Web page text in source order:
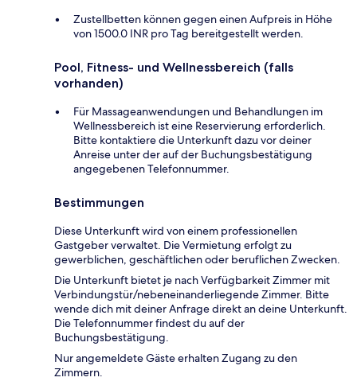
Zustellbetten können gegen einen Aufpreis in Höhe
von 1500.0 INR pro Tag bereitgestellt werden.
Pool, Fitness- und Wellnessbereich (falls
vorhanden)
Für Massageanwendungen und Behandlungen im
Wellnessbereich ist eine Reservierung erforderlich.
Bitte kontaktiere die Unterkunft dazu vor deiner
Anreise unter der auf der Buchungsbestätigung
angegebenen Telefonnummer.
Bestimmungen
Diese Unterkunft wird von einem professionellen
Gastgeber verwaltet. Die Vermietung erfolgt zu
gewerblichen, geschäftlichen oder beruflichen Zwecken.
Die Unterkunft bietet je nach Verfügbarkeit Zimmer mit
Verbindungstür/nebeneinanderliegende Zimmer. Bitte
wende dich mit deiner Anfrage direkt an deine Unterkunft.
Die Telefonnummer findest du auf der
Buchungsbestätigung.
Nur angemeldete Gäste erhalten Zugang zu den
Zimmern.